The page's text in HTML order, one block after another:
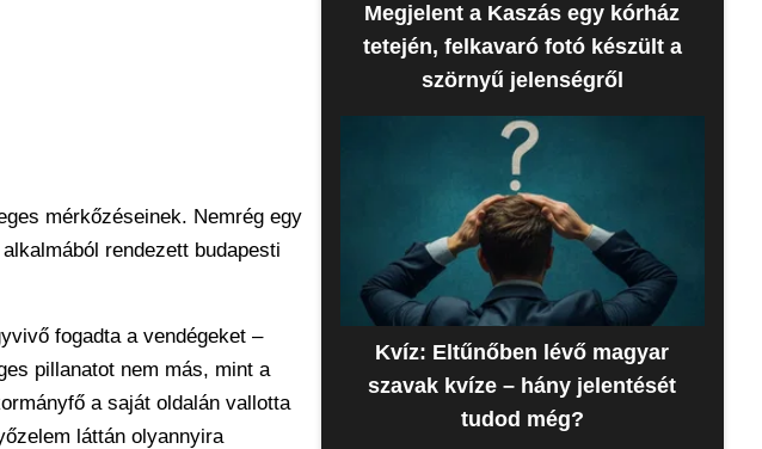
mérkőzéseinek. Nemrég egy
rendezett budapesti
fogadta a vendégeket –
pillanatot nem más, mint a
a saját oldalán vallotta
láttán olyannyira
Megjelent a Kaszás egy kórház
tetején, felkavaró fotó készült a
szörnyű jelenségről
Kvíz: Eltűnőben lévő magyar
szavak kvíze – hány jelentését
tudod még?